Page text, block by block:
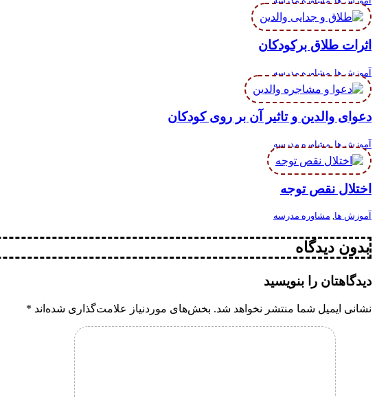
اثرات طلاق برکودکان
آموزش ها مشاوره مدرسه
دعوای والدین و تاثیر آن بر روی کودکان
آموزش ها ,مشاوره مدرسه
اختلال نقص توجه
آموزش ها, مشاوره مدرسه
بدون دیدگاه
دیدگاهتان را بنویسید
نشانی ایمیل شما منتشر نخواهد شد. بخش‌های موردنیاز علامت‌گذاری شده‌اند *